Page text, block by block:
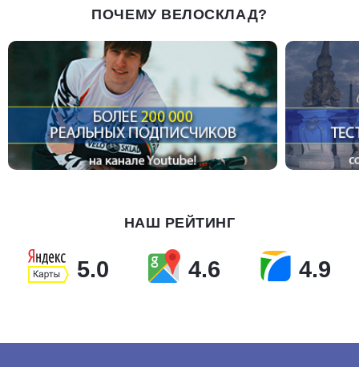
ПОЧЕМУ ВЕЛОСКЛАД?
НАШ РЕЙТИНГ
5.0 4.6 4.9